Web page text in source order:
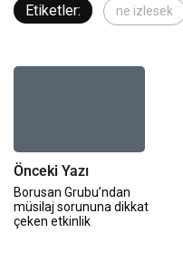
Etiketler: ne izlesek
Önceki Yazı
Borusan Grubu’ndan
müsilaj sorununa dikkat
çeken etkinlik